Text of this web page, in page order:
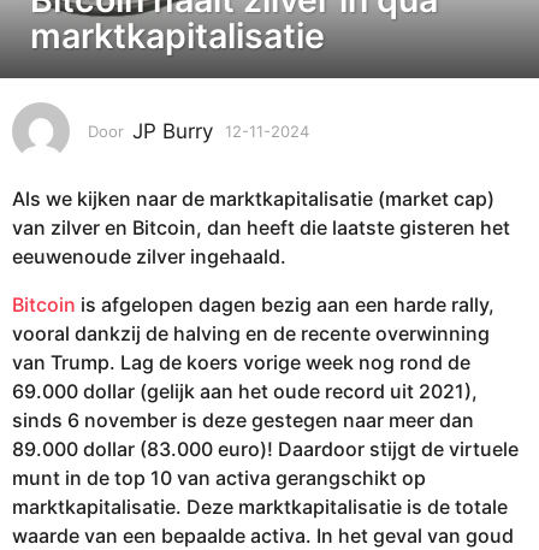
-
1
1
-
2
2
4
1
-
1
1
-
2
0
2
4
marktkapitalisatie
Door JP Burry 12-11-2024
1
1
2
4
Als we kijken naar de marktkapitalisatie (market cap)
van zilver en Bitcoin, dan heeft die laatste gisteren het
eeuwenoude zilver ingehaald.
Bitcoin is afgelopen dagen bezig aan een harde rally,
vooral dankzij de halving en de recente overwinning
van Trump. Lag de koers vorige week nog rond de
69.000 dollar (gelijk aan het oude record uit 2021),
sinds 6 november is deze gestegen naar meer dan
89.000 dollar (83.000 euro)! Daardoor stijgt de virtuele
munt in de top 10 van activa gerangschikt op
marktkapitalisatie. Deze marktkapitalisatie is de totale
waarde van een bepaalde activa. In het geval van goud